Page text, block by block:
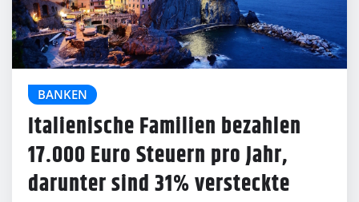
BANKEN
Italienische Familien bezahlen
17.000 Euro Steuern pro Jahr,
darunter sind 31% versteckte